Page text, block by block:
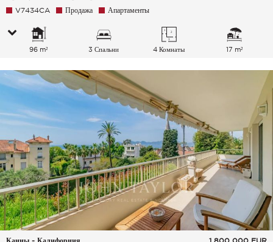
V7434CA Продажа Апартаменты
96 m² 3 Спальни 4 Комнаты 17 m²